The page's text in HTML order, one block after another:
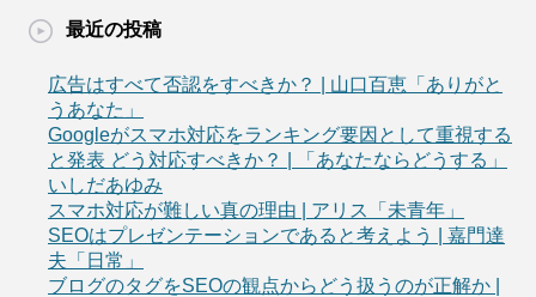
最近の投稿
広告はすべて否認をすべきか？ | 山口百恵「ありがと
うあなた」
Googleがスマホ対応をランキング要因として重視する
と発表 どう対応すべきか？ | 「あなたならどうする」
いしだあゆみ
スマホ対応が難しい真の理由 | アリス「未青年」
SEOはプレゼンテーションであると考えよう | 嘉門達
夫「日常」
ブログのタグをSEOの観点からどう扱うのが正解か |